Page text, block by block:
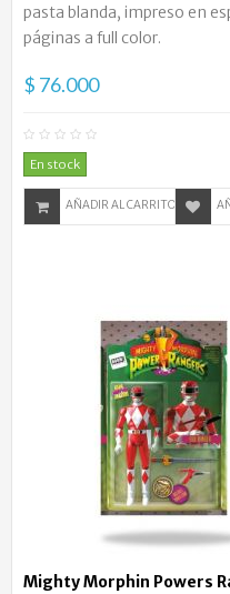
pasta blanda, impreso en
páginas a full color.
$ 76.000
En stock
AÑADIR AL CARRITO
Mighty Morphin Powers